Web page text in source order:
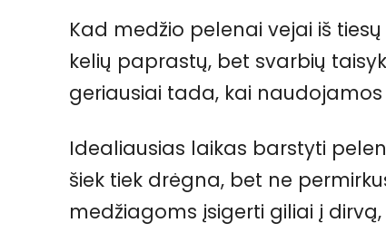
Kad medžio pelenai vejai iš
kelių paprastų, bet svarbių
geriausiai tada, kai
Idealiausias laikas barstyti
šiek tiek drėgna, bet ne
medžiagoms įsigerti giliai į